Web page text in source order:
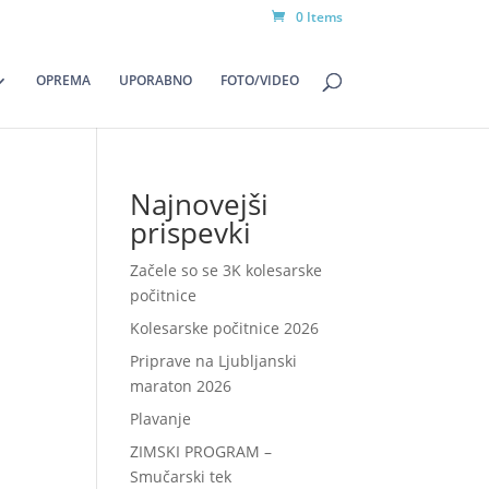
0 Items
OPREMA UPORABNO FOTO/VIDEO
Najnovejši
prispevki
Začele so se 3K kolesarske
počitnice
Kolesarske počitnice 2026
Priprave na Ljubljanski
maraton 2026
Plavanje
ZIMSKI PROGRAM –
Smučarski tek